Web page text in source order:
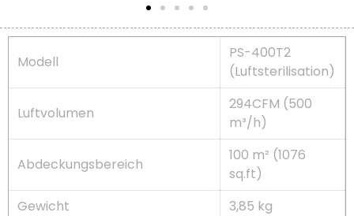
Modell
PS-400T2
(Luftsterilisation)
Luftvolumen
294CFM (500
m³/h)
Abdeckungsbereich
100 m² (1076
sq.ft)
Gewicht
3,85 kg